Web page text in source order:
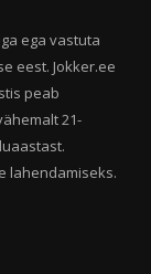
ega vastuta
eest. Jokker.ee
peab
21-
lahendamiseks.